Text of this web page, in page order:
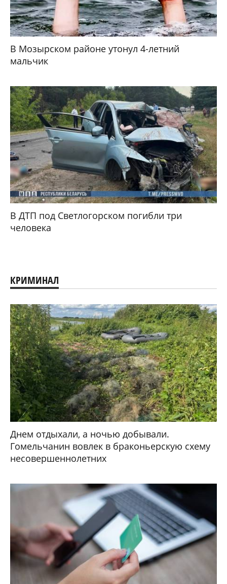
В Мозырском районе утонул 4-летний
мальчик
В ДТП под Светлогорском погибли три
человека
КРИМИНАЛ
Днем отдыхали, а ночью добывали.
Гомельчанин вовлек в браконьерскую схему
несовершеннолетних